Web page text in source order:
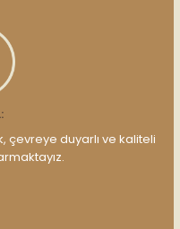
çevreye duyarlı ve kaliteli